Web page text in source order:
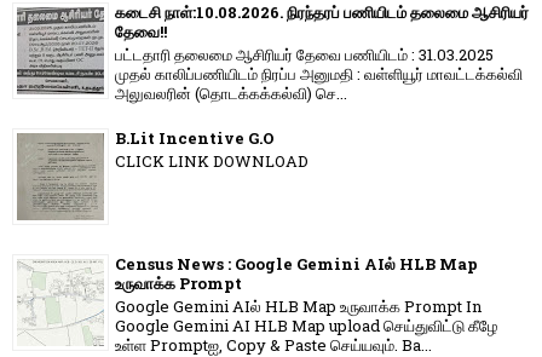
கடைசி நாள்:10.08.2026. நிரந்தரப் பணியிடம் தலைமை ஆசிரியர்
தேவை!!
பட்டதாரி தலைமை ஆசிரியர் தேவை பணியிடம் : 31.03.2025
முதல் காலிப்பணியிடம் நிரப்ப அனுமதி : வள்ளியூர் மாவட்டக்கல்வி
அலுவலரின் (தொடக்கக்கல்வி) செ...
B.Lit Incentive G.O
CLICK LINK DOWNLOAD
Census News : Google Gemini AIல் HLB Map
உருவாக்க Prompt
Google Gemini AIல் HLB Map உருவாக்க Prompt In
Google Gemini AI HLB Map upload செய்துவிட்டு கீழே
உள்ள Promptஐ, Copy & Paste செய்யவும். Ba...